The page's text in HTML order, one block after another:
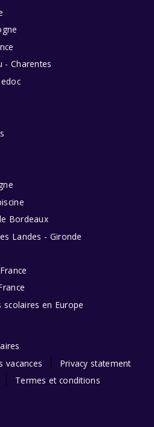
- Charentes
Bordeaux
Landes - Gironde
scolaires en Europe
vacances
Privacy statement
Termes et conditions